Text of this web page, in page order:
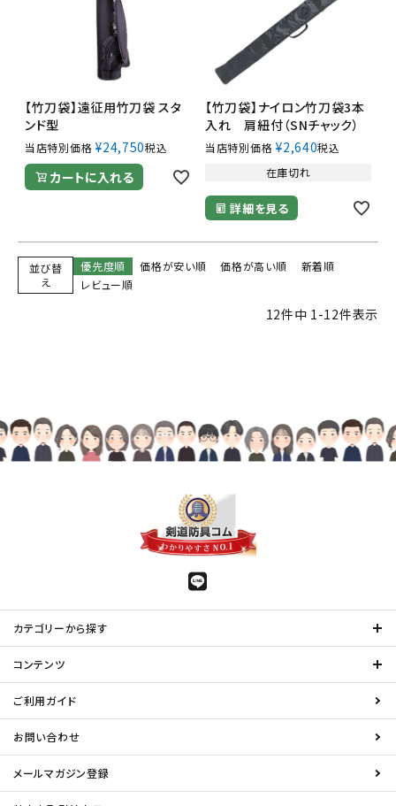
【竹刀袋】遠征用竹刀袋 スタ
ンド型
当店特別価格 ¥24,750税込
カートに入れる
【竹刀袋】ナイロン竹刀袋3本
入れ 肩紐付（SNチャック）
当店特別価格 ¥2,640税込
在庫切れ
詳細を見る
並び替
え
優先度順 価格が安い順 価格が高い順
新着順
レビュー順
12件中 1-12件表示
カテゴリーから探す
コンテンツ
ご利用ガイド
お問い合わせ
メールマガジン登録